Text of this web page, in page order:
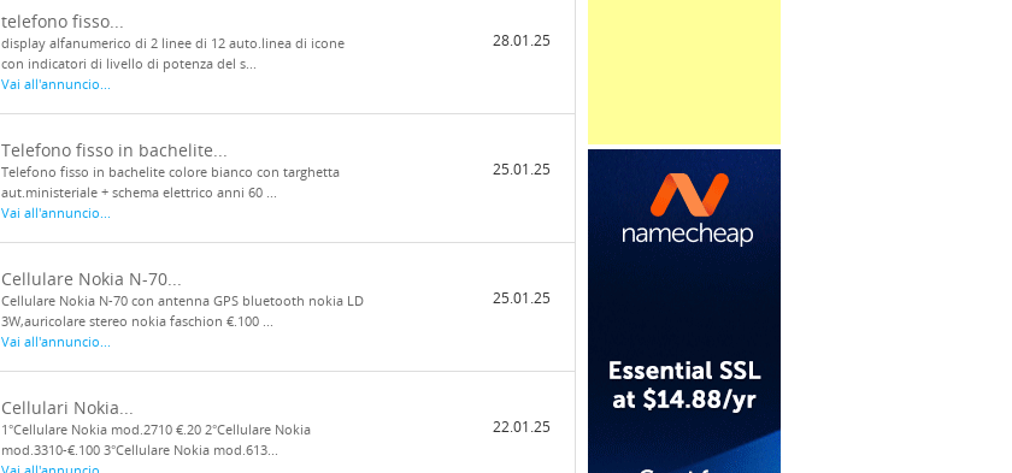
telefono fisso...
display alfanumerico di 2 linee di 12 auto.linea di icone
con indicatori di livello di potenza del s...
Vai all'annuncio...
28.01.25
Telefono fisso in bachelite...
Telefono fisso in bachelite colore bianco con targhetta
aut.ministeriale + schema elettrico anni 60 ...
Vai all'annuncio...
25.01.25
Cellulare Nokia N-70...
Cellulare Nokia N-70 con antenna GPS bluetooth nokia LD
3W,auricolare stereo nokia faschion €.100 ...
Vai all'annuncio...
25.01.25
Cellulari Nokia...
1°Cellulare Nokia mod.2710 €.20 2°Cellulare Nokia
mod.3310-€.100 3°Cellulare Nokia mod.613...
22.01.25